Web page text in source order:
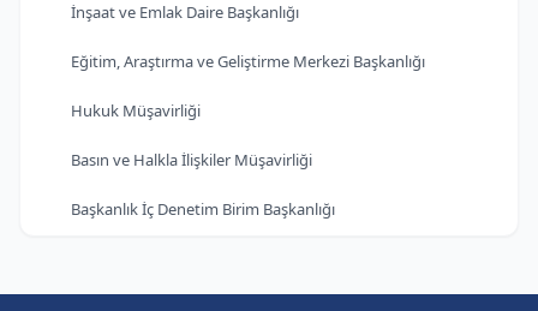
İnşaat ve Emlak Daire Başkanlığı
Eğitim, Araştırma ve Geliştirme Merkezi Başkanlığı
Hukuk Müşavirliği
Basın ve Halkla İlişkiler Müşavirliği
Başkanlık İç Denetim Birim Başkanlığı